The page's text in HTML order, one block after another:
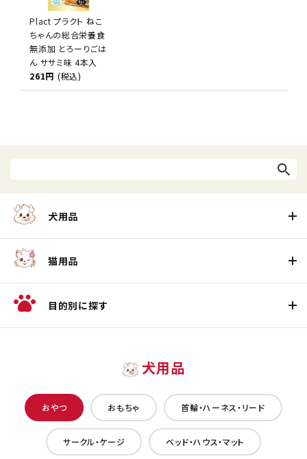
Plact プラクト ねこ
ちゃんの総合栄養食
無添加 とろーりごは
ん ササミ味 4本入
261円 (税込)
犬用品
猫用品
目的別に探す
犬用品
おやつ おもちゃ 首輪・ハーネス・リード
サークル・ケージ ベッド・ハウス・マット